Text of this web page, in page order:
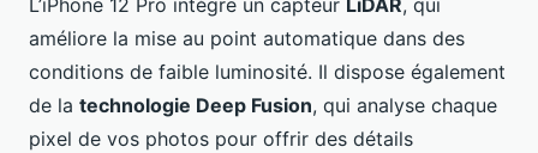
L’iPhone 12 Pro intègre un capteur LiDAR, qui
améliore la mise au point automatique dans des
conditions de faible luminosité. Il dispose également
de la technologie Deep Fusion, qui analyse chaque
pixel de vos photos pour offrir des détails